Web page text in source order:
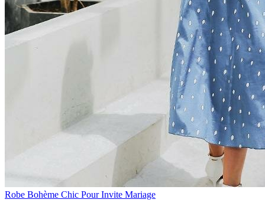
Robe Bohème Chic Pour Invite Mariage